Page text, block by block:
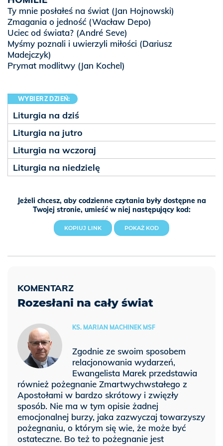
Ty mnie posłałeś na świat (Jan Hojnowski)
Zmagania o jedność (Wacław Depo)
Uciec od świata? (André Seve)
Myśmy poznali i uwierzyli miłości (Dariusz
Madejczyk)
Prymat modlitwy (Jan Kochel)
Jeżeli chcesz, aby codzienne czytania były dostępne na
Twojej stronie, umieść w niej następujący kod:
KOPIUJ LINK POKAŻ KOD
WYBIERZ DZIEŃ:
Liturgia na dziś
Liturgia na jutro
Liturgia na wczoraj
Liturgia na niedzielę
Rozesłani na cały świat
KS. MARIAN MACHINEK MSF
Zgodnie ze swoim sposobem
relacjonowania wydarzeń,
Ewangelista Marek przedstawia
również pożegnanie Zmartwychwstałego z
Apostołami w bardzo skrótowy i zwięzły
sposób. Nie ma w tym opisie żadnej
emocjonalnej burzy, jaka zazwyczaj towarzyszy
pożegnaniu, o którym się wie, że może być
ostateczne. Bo też to pożegnanie jest